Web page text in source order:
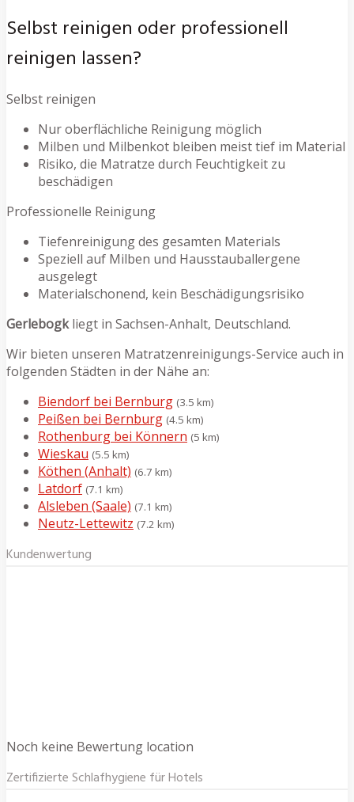
Selbst reinigen oder professionell
reinigen lassen?
Selbst reinigen
Nur oberflächliche Reinigung möglich
Milben und Milbenkot bleiben meist tief im Material
Risiko, die Matratze durch Feuchtigkeit zu
beschädigen
Professionelle Reinigung
Tiefenreinigung des gesamten Materials
Speziell auf Milben und Hausstauballergene
ausgelegt
Materialschonend, kein Beschädigungsrisiko
Gerlebogkliegt in Sachsen-Anhalt, Deutschland.
Wir bieten unseren Matratzenreinigungs-Service auch in
folgenden Städten in der Nähe an:
Biendorf bei Bernburg (3.5 km)
Peißen bei Bernburg (4.5 km)
Rothenburg bei Könnern (5 km)
Wieskau (5.5 km)
Köthen (Anhalt) (6.7 km)
Latdorf (7.1 km)
Alsleben (Saale) (7.1 km)
Neutz-Lettewitz (7.2 km)
Kundenwertung
Noch keine Bewertung location
Zertifizierte Schlafhygiene für Hotels